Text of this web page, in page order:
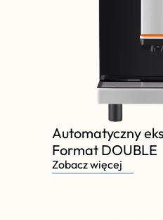
Automatyczny
Format DOUBLE
Zobacz więcej